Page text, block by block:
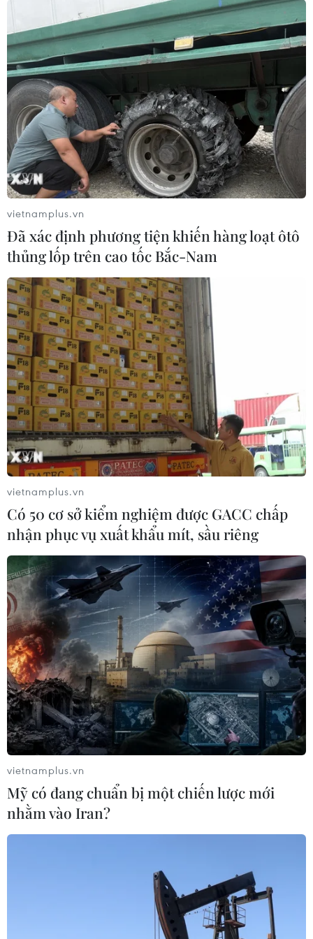
TIN CÙNG CHUYÊN MỤC
Tổng thống Mỹ Donald Trump nói
còn quá sớm để bàn về người kế
vietnamplus.vn
Đã xác định phương tiện khiến hàng loạt ôtô
thủng lốp trên cao tốc Bắc-Nam
vietnamplus.vn
Có 50 cơ sở kiểm nghiệm được GACC chấp
nhận phục vụ xuất khẩu mít, sầu riêng
vietnamplus.vn
Mỹ có đang chuẩn bị một chiến lược mới
nhằm vào Iran?